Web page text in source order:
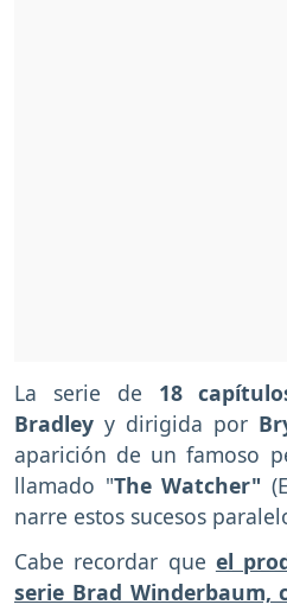
La serie de 18
Bradley y dirigida por
aparición de un famoso
llamado "The Watcher"
narre estos sucesos
Cabe recordar que el
serie Brad Winderbaum,